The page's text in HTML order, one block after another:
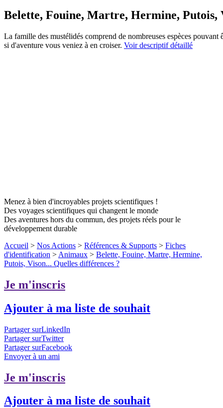
Belette, Fouine, Martre, Hermine, Putois,
La famille des mustélidés comprend de nombreuses espèces
si d'aventure vous veniez à en croiser. Voir descriptif détaillé
Menez à bien d'incroyables projets scientifiques !
Des voyages scientifiques qui changent le monde
Des aventures hors du commun, des projets réels pour le
développement durable
Accueil > Nos Actions > Références & Supports > Fiches
d'identification > Animaux > Belette, Fouine, Martre, Hermine,
Putois, Vison... Quelles différences ?
Je m'inscris
Ajouter à ma liste de souhait
Partager surLinkedIn
Partager surTwitter
Partager surFacebook
Envoyer à un ami
Je m'inscris
Ajouter à ma liste de souhait